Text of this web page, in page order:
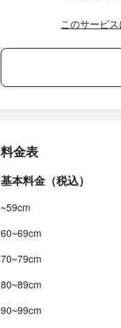
このサービ
料金表
基本料金（税込）
~59cm
60~69cm
70~79cm
80~89cm
90~99cm